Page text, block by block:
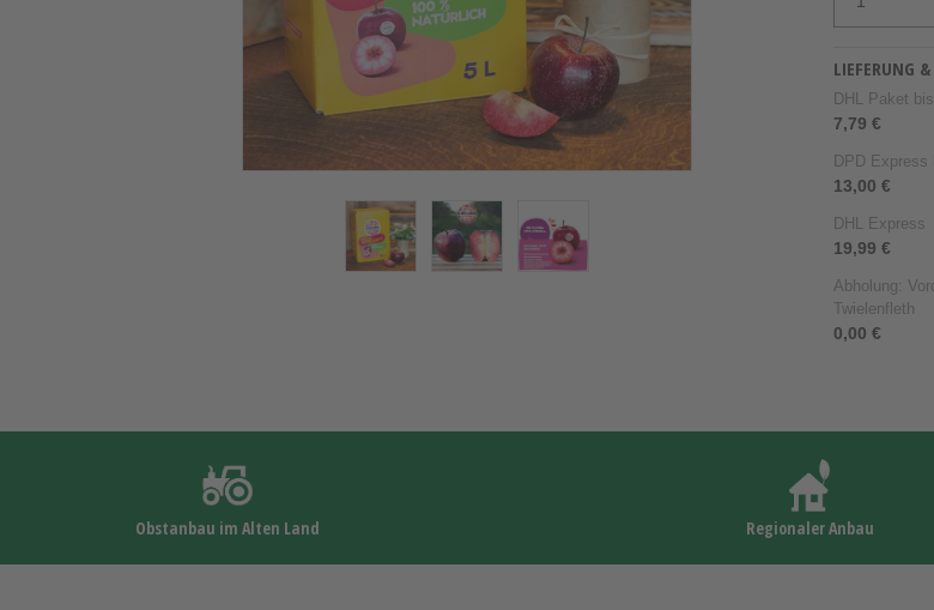
LIEFERUNG
DHL Paket
7,79 €
DPD Express
13,00 €
DHL Express
19,99 €
Abholung:
Twielenfleth
0,00 €
Obstanbau im Alten Land Regionaler Anbau